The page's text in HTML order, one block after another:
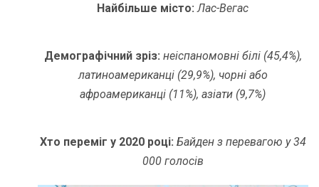
Найбільше місто: Лас-Вегас
Демографічний зріз: неіспаномовні білі (45,4%),
латиноамериканці (29,9%), чорні або
афроамериканці (11%), азіати (9,7%)
Хто переміг у 2020 році: Байден з перевагою у 34
000 голосів